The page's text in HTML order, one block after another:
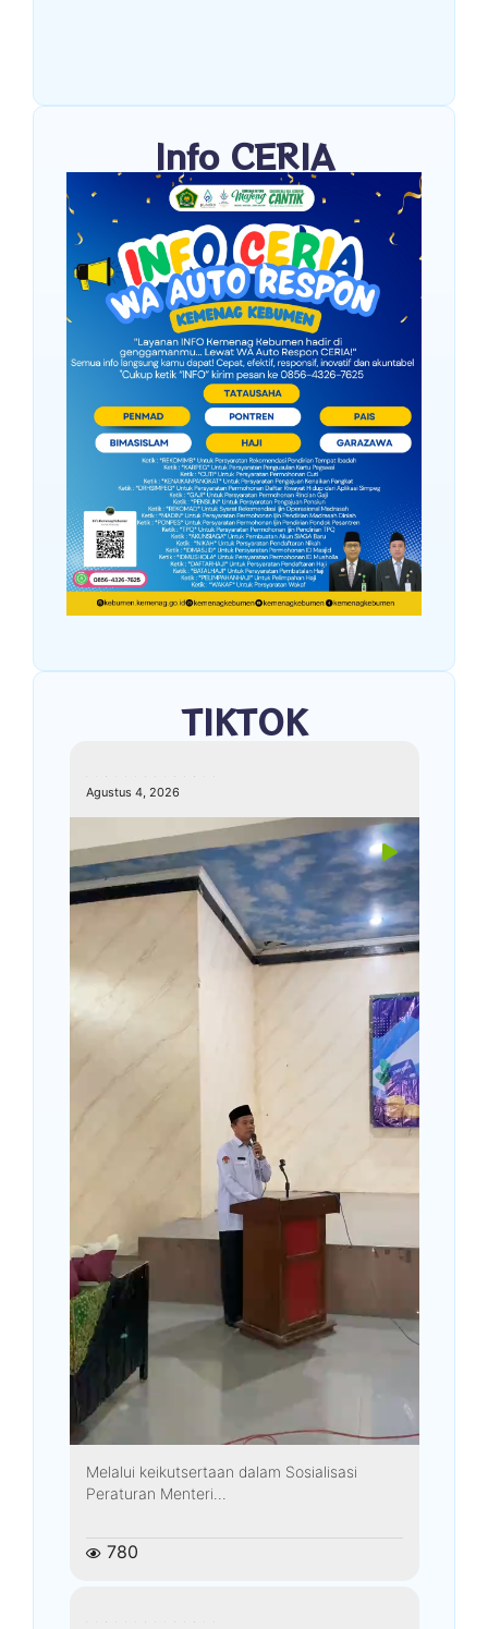
Info CERIA
TIKTOK
Agustus 4, 2026
Melalui keikutsertaan dalam Sosialisasi
Peraturan Menteri...
780